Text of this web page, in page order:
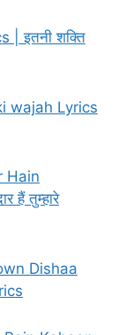
| इतनी शक्ति
wajah Lyrics
Hain
हैं तुम्हारे
Dishaa